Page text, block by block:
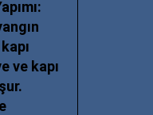
angın
ve kapı